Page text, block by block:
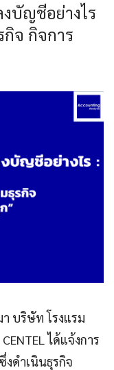
งบัญชีอย่างไร
จ กิจการ
บริษัท โรงแรม
ได้แจ้งการ
ดำเนินธุรกิจ